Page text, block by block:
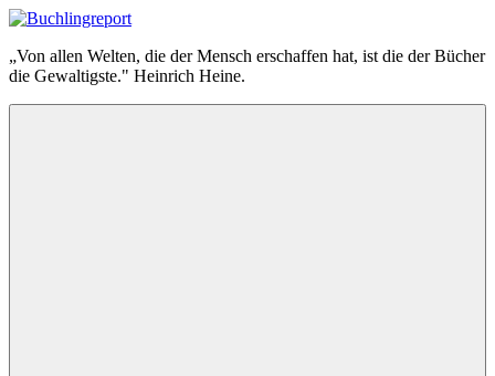
Zum
springen
Buchlingreport
„Von allen Welten, die der Mensch erschaffen hat, ist die der Bücher
die Gewaltigste." Heinrich Heine.